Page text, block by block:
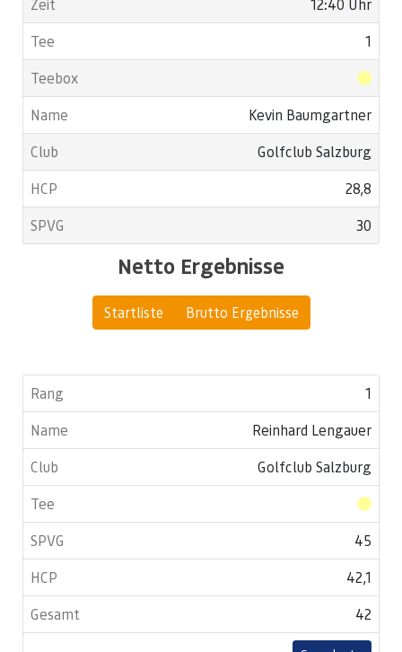
12:40 Uhr
1
Kevin Baumgartner
Golfclub Salzburg
28,8
30
Netto Ergebnisse
Startliste Brutto Ergebnisse
1
Reinhard Lengauer
Golfclub Salzburg
45
42,1
42